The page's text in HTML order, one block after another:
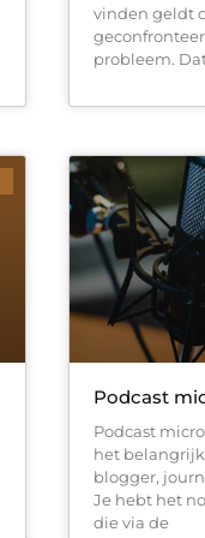
vinden geldt
probleem.
Podcast
Podcast
het
blogger,
Je hebt het
die via de